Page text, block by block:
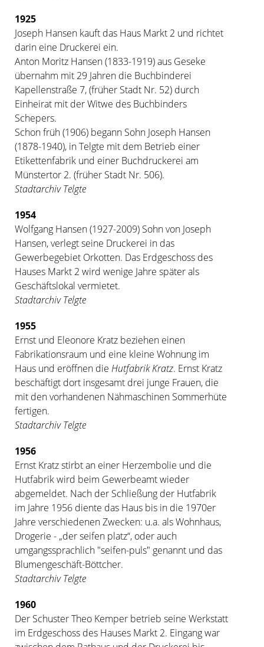
1925
Joseph Hansen kauft das Haus Markt 2 und richtet
darin eine Druckerei ein.
Anton Moritz Hansen (1833-1919) aus Geseke
übernahm mit 29 Jahren die Buchbinderei
Kapellenstraße 7, (früher Stadt Nr. 52) durch
Einheirat mit der Witwe des Buchbinders
Schepers.
Schon früh (1906) begann Sohn Joseph Hansen
(1878-1940), in Telgte mit dem Betrieb einer
Etikettenfabrik und einer Buchdruckerei am
Münstertor 2. (früher Stadt Nr. 506).
Stadtarchiv Telgte
1954
Wolfgang Hansen (1927-2009) Sohn von Joseph
Hansen, verlegt seine Druckerei in das
Gewerbegebiet Orkotten. Das Erdgeschoss des
Hauses Markt 2 wird wenige Jahre später als
Geschäftslokal vermietet.
Stadtarchiv Telgte
1955
Ernst und Eleonore Kratz beziehen einen
Fabrikationsraum und eine kleine Wohnung im
Haus und eröffnen die Hutfabrik Kratz. Ernst Kratz
beschäftigt dort insgesamt drei junge Frauen, die
mit den vorhandenen Nähmaschinen Sommerhüte
fertigen.
Stadtarchiv Telgte
1956
Ernst Kratz stirbt an einer Herzembolie und die
Hutfabrik wird beim Gewerbeamt wieder
abgemeldet. Nach der Schließung der Hutfabrik
im Jahre 1956 diente das Haus bis in die 1970er
Jahre verschiedenen Zwecken: u.a. als Wohnhaus,
Drogerie - „der seifen platz“, oder auch
umgangssprachlich "seifen-puls" genannt und das
Blumengeschäft-Böttcher.
Stadtarchiv Telgte
1960
Der Schuster Theo Kemper betrieb seine Werkstatt
im Erdgeschoss des Hauses Markt 2. Eingang war